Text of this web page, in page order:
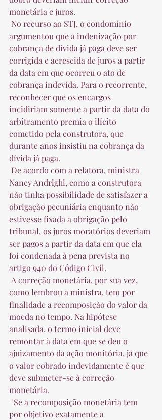
monetária e juros.
argumentou que a indenização por
cobrança de dívida já paga deve ser
corrigida e acrescida de juros a partir
da data em que ocorreu o ato de
cobrança indevida. Para o recorrente,
reconhecer que os encargos
incidiriam somente a partir da data do
arbitramento premia o ilícito
cometido pela construtora, que
durante anos insistiu na cobrança da
dívida já paga.
Nancy Andrighi, como a construtora
não tinha possibilidade de satisfazer a
obrigação pecuniária enquanto não
estivesse fixada a obrigação pelo
tribunal, os juros moratórios deveriam
ser pagos a partir da data em que ela
foi condenada à pena prevista no
artigo 940 do Código Civil.
como lembrou a ministra, tem por
finalidade a recomposição do valor da
moeda no tempo. Na hipótese
analisada, o termo inicial deve
remontar à data em que se deu o
ajuizamento da ação monitória, já que
o valor cobrado indevidamente é que
deve submeter-se à correção
monetária.
por objetivo exatamente a